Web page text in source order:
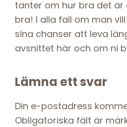
tanter om hur bra det är
bra! I alla fall om man
sina chanser att leva
avsnittet här och om ni
Lämna ett svar
Din e-postadress
Obligatoriska fält är